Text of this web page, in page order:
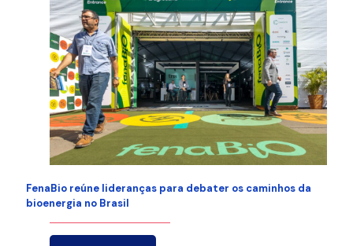
FenaBio reúne lideranças para debater os caminhos da
bioenergia no Brasil